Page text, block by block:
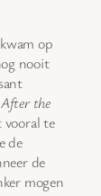
op
nooit
After the
te
de
de
mogen